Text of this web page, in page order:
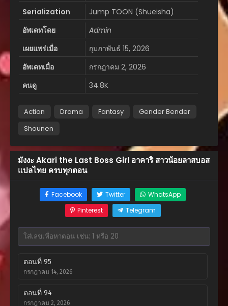
Serialization
Jump TOON (Shueisha)
อัพเดทโดย
Admin
เผยแพร่เมื่อ
กุมภาพันธ์ 15, 2026
อัพเดทเมื่อ
กรกฎาคม 2, 2026
คนดู
34.8K
Action Drama Fantasy
Gender Bender
Shounen
มังงะ Akari the Last Boss Girl อาคาริ สาวน้อยลาสบอส
แปลไทย ครบทุกตอน
Facebook Twitter
WhatsApp
Pinterest
Telegram
ตอนที่ 95
กรกฎาคม 14, 2026
ตอนที่ 94
กรกฎาคม 2, 2026